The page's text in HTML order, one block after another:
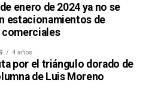
enero de 2024 ya no se
estacionamientos de
4 años
por el triángulo dorado de
de Luis Moreno